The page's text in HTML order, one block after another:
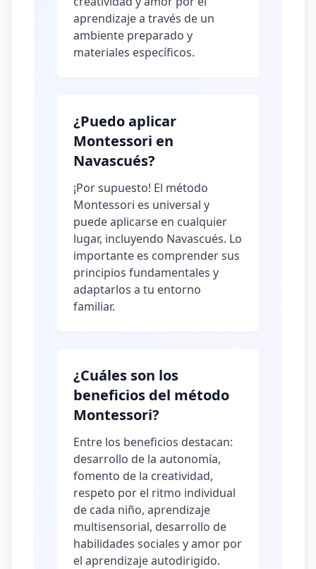
aprendizaje a través de un
ambiente preparado y
materiales específicos.
¿Puedo aplicar
Montessori en
Navascués?
¡Por supuesto! El método
Montessori es universal y
puede aplicarse en cualquier
lugar, incluyendo Navascués. Lo
importante es comprender sus
principios fundamentales y
adaptarlos a tu entorno
familiar.
¿Cuáles son los
beneficios del método
Montessori?
Entre los beneficios destacan:
desarrollo de la autonomía,
fomento de la creatividad,
respeto por el ritmo individual
de cada niño, aprendizaje
multisensorial, desarrollo de
habilidades sociales y amor por
el aprendizaje autodirigido.